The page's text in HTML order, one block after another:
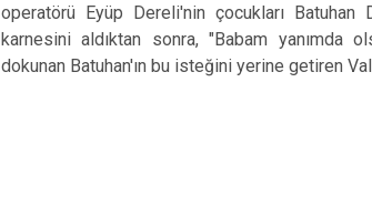
operatörü Eyüp Dereli'nin çocukları
karnesini aldıktan sonra, "Babam yanımda
dokunan Batuhan'ın bu isteğini yerine getiren